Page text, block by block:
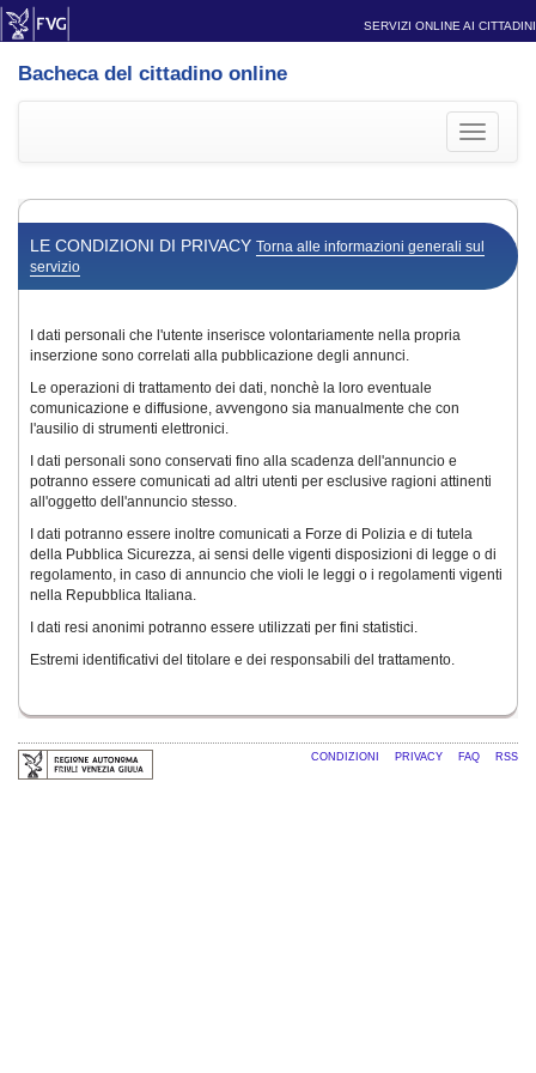
SERVIZI ONLINE AI CITTADINI
Bacheca del cittadino online
Toggle
LE CONDIZIONI DI PRIVACY Torna alle informazioni generali sul
servizio
I dati personali che l'utente inserisce volontariamente nella propria
inserzione sono correlati alla pubblicazione degli annunci.
Le operazioni di trattamento dei dati, nonchè la loro eventuale
comunicazione e diffusione, avvengono sia manualmente che con
l'ausilio di strumenti elettronici.
I dati personali sono conservati fino alla scadenza dell'annuncio e
potranno essere comunicati ad altri utenti per esclusive ragioni attinenti
all'oggetto dell'annuncio stesso.
I dati potranno essere inoltre comunicati a Forze di Polizia e di tutela
della Pubblica Sicurezza, ai sensi delle vigenti disposizioni di legge o di
regolamento, in caso di annuncio che violi le leggi o i regolamenti vigenti
nella Repubblica Italiana.
I dati resi anonimi potranno essere utilizzati per fini statistici.
Estremi identificativi del titolare e dei responsabili del trattamento.
CONDIZIONI PRIVACY FAQ RSS